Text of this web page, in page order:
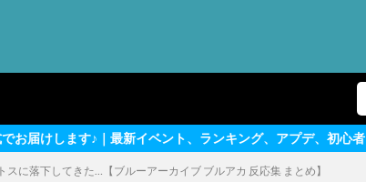
ベント、ランキング、アプデ、初心者～上級者向けテクニッ
に落下してきた…【ブルーアーカイブ ブルアカ 反応集 まとめ】